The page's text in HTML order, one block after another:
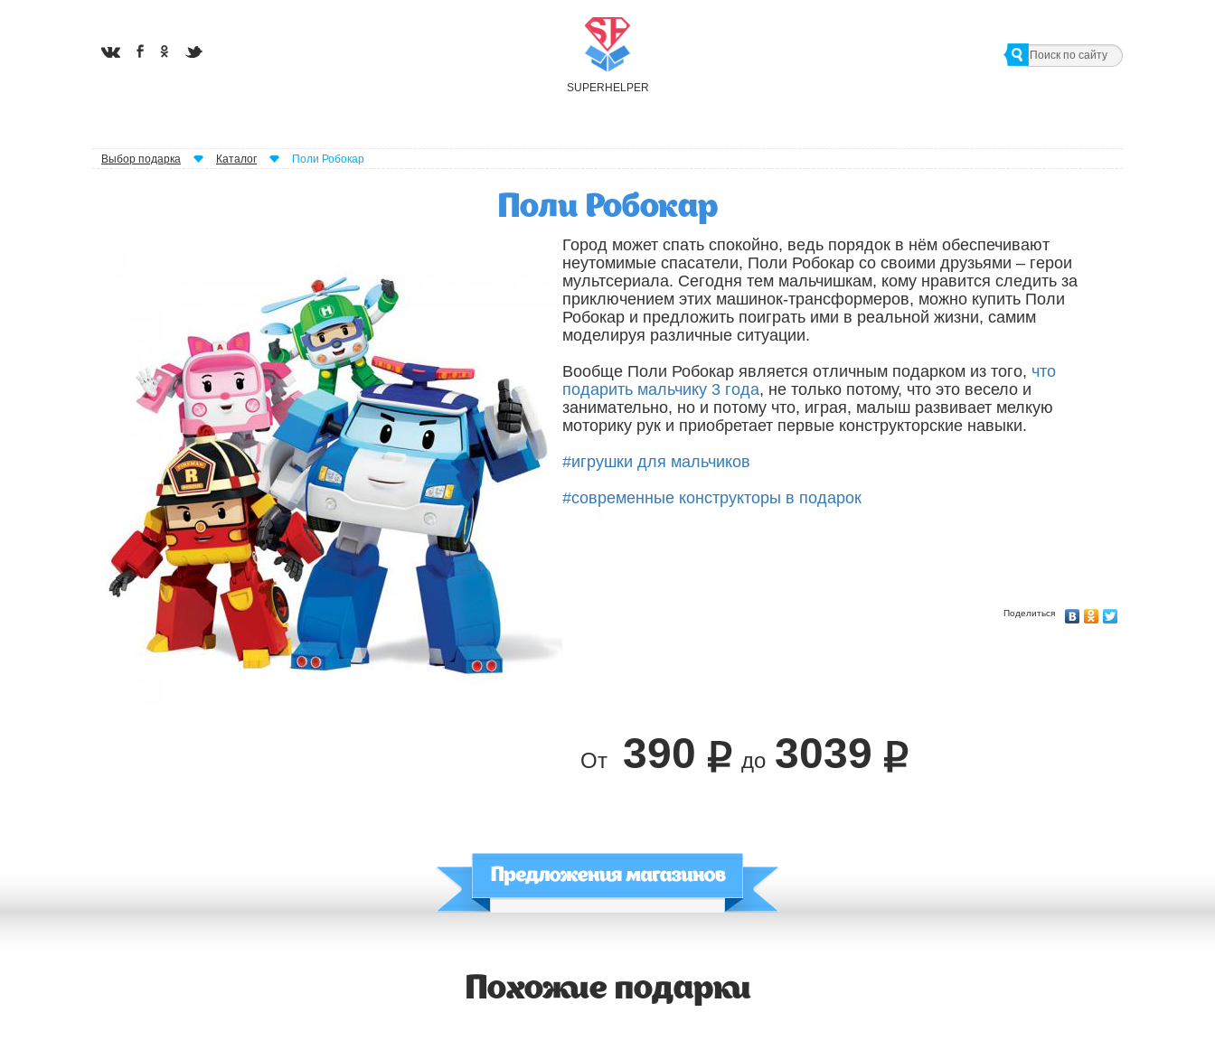
SUPER H ELPER
Выбор подарка Каталог Поли Робокар
Поли Робокар
Город может спать спокойно, ведь порядок в нём обеспечивают
неутомимые спасатели, Поли Робокар со своими друзьями – герои
мультсериала. Сегодня тем мальчишкам, кому нравится следить за
приключением этих машинок-трансформеров, можно купить Поли
Робокар и предложить поиграть ими в реальной жизни, самим
моделируя различные ситуации.
Вообще Поли Робокар является отличным подарком из того, что
подарить мальчику 3 года, не только потому, что это весело и
занимательно, но и потому что, играя, малыш развивает мелкую
моторику рук и приобретает первые конструкторские навыки.
#игрушки для мальчиков
#современные конструкторы в подарок
Поделиться
От 390 до 3039
Похожие подарки